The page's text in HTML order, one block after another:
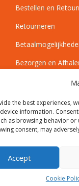
the best experiences,
information.
as browsing behavior
consent, may
Accept
Cookie
Bestellen en
Retourneren
Bezorgen en
Inmeetservice